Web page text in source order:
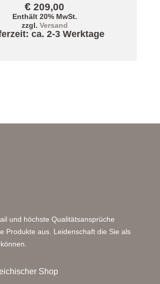
€ 209,00
Enthält 20% MwSt.
zzgl. Versand
ca. 2-3 Werktage
und höchste Qualitätsansprüche
Produkte aus. Leidenschaft die Sie als
Shop